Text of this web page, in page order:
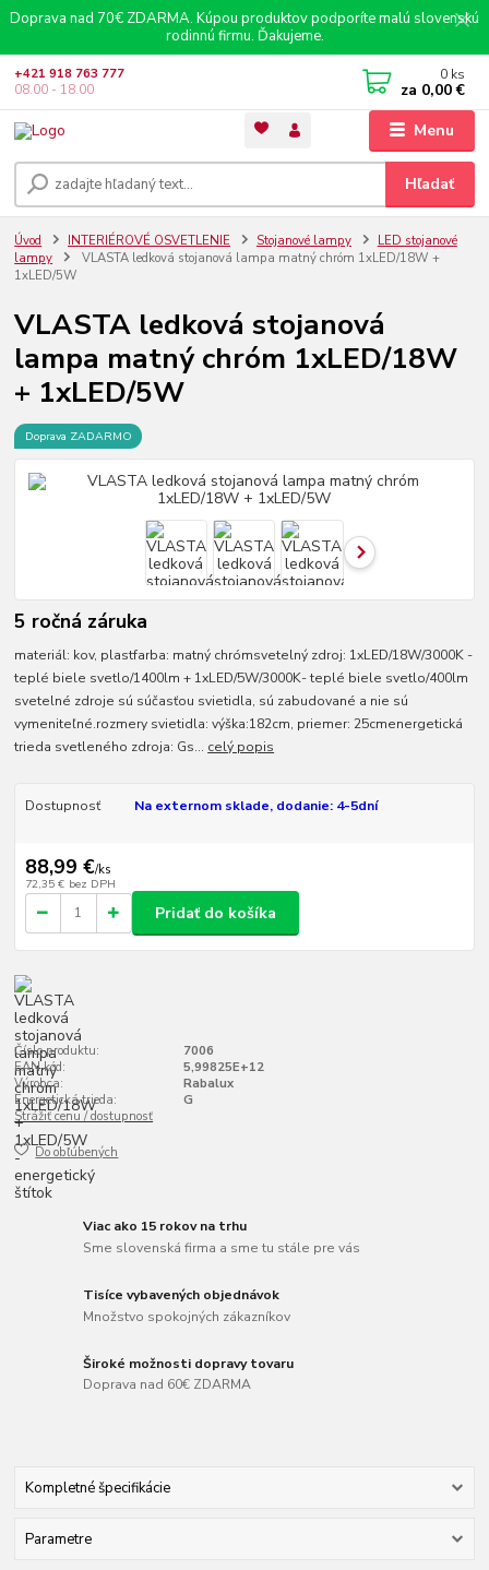
Doprava nad 70€ ZDARMA. Kúpou produktov podporíte malú slovenskú
rodinnú firmu. Ďakujeme.
Menu
Hľadať
+421 918 763 777
08.00 - 18.00
0 ks
za 0,00 €
Úvod INTERIÉROVÉ OSVETLENIE Stojanové lampy
LED stojanové
lampy
VLASTA ledková stojanová lampa matný chróm 1xLED/18W +
1xLED/5W
VLASTA ledková stojanová
lampa matný chróm 1xLED/18W
+ 1xLED/5W
Doprava ZADARMO
5 ročná záruka
materiál: kov, plastfarba: matný chrómsvetelný zdroj: 1xLED/18W/3000K -
teplé biele svetlo/1400lm + 1xLED/5W/3000K- teplé biele svetlo/400lm
svetelné zdroje sú súčasťou svietidla, sú zabudované a nie sú
vymeniteľné.rozmery svietidla: výška:182cm, priemer: 25cmenergetická
trieda svetleného zdroja: Gs... celý popis
Dostupnosť Na externom sklade, dodanie: 4-5dní
88,99 €/ks
72,35 € bez DPH
Pridať do košíka
Číslo produktu:
7006
EAN kód:
5,99825E+12
Výrobca:
Rabalux
Energetická trieda:
G
Strážiť cenu / dostupnosť
Do obľúbených
Viac ako 15 rokov na trhu
Sme slovenská firma a sme tu stále pre vás
Tisíce vybavených objednávok
Množstvo spokojných zákazníkov
Široké možnosti dopravy tovaru
Doprava nad 60€ ZDARMA
Kompletné špecifikácie
Parametre